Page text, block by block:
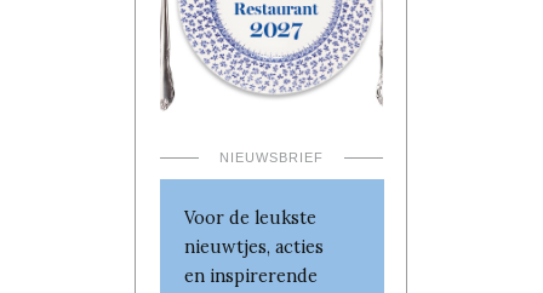
NIEUWSBRIEF
Voor de leukste
nieuwtjes, acties
en inspirerende